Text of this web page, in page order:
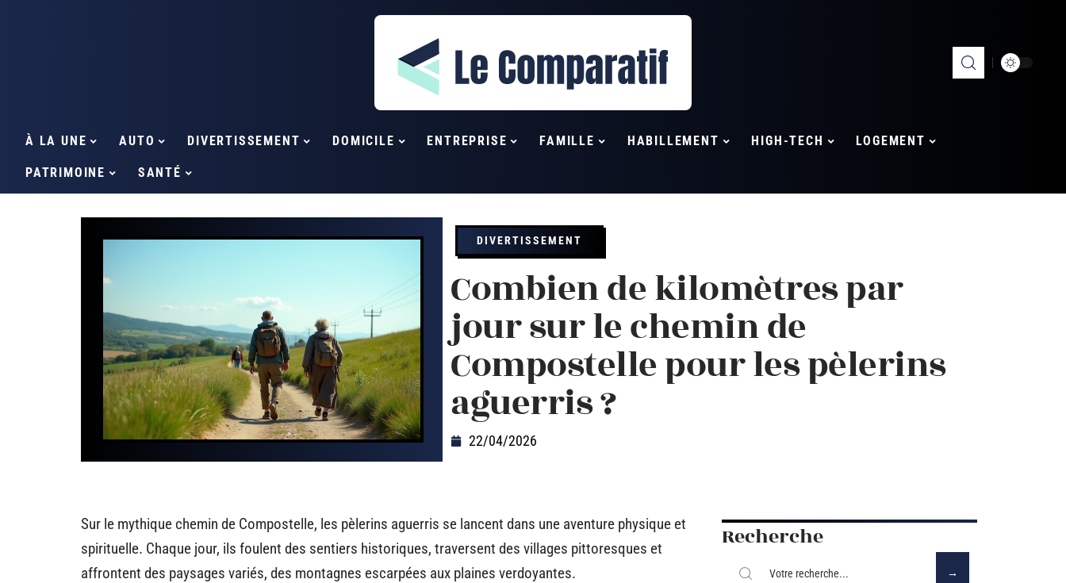
À LA UNE AUTO DIVERTISSEMENT DOMICILE ENTREPRISE FAMILLE HABILLEMENT HIGH-TECH LOGEMENT
PATRIMOINE SANTÉ
DIVERTISSEMENT
Combien de kilomètres par
jour sur le chemin de
Compostelle pour les pèlerins
aguerris ?
22/04/2026
Sur le mythique chemin de Compostelle, les pèlerins aguerris se lancent dans une aventure physique et
spirituelle. Chaque jour, ils foulent des sentiers historiques, traversent des villages pittoresques et
affrontent des paysages variés, des montagnes escarpées aux plaines verdoyantes.
Recherche